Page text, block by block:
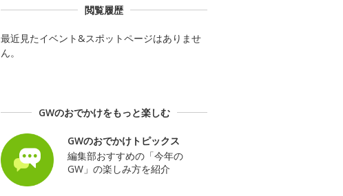
閲覧履歴
最近見たイベント&スポットページはありませ
ん。
GWのおでかけをもっと楽しむ
GWのおでかけトピックス
編集部おすすめの「今年の
GW」の楽しみ方を紹介